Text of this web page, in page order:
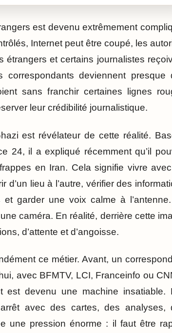
est devenu extrêmement
Internet peut être coupé, les
et certains journalistes
deviennent presque
sans franchir certaines lignes
leur crédibilité journalistique.
est révélateur de cette réalité.
24, il a expliqué récemment qu’il
en Iran. Cela signifie vivre
lieu à l’autre, vérifier des
garder une voix calme à
caméra. En réalité, derrière cette
d’attente et d’angoisse.
ce métier. Avant, un
avec BFMTV, LCI, Franceinfo ou
est devenu une machine insatiable.
avec des cartes, des analyses,
une pression énorme : il faut être